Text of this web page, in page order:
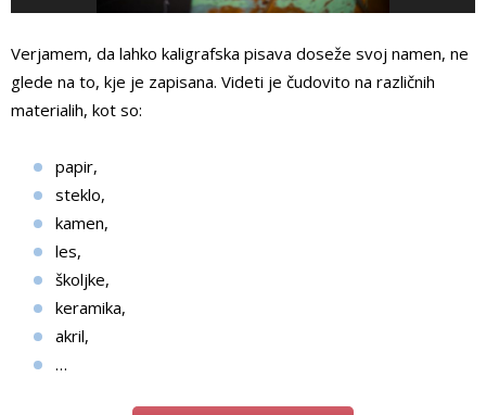
Verjamem, da lahko kaligrafska pisava doseže svoj namen, ne
glede na to, kje je zapisana. Videti je čudovito na različnih
materialih, kot so:
papir,
steklo,
kamen,
les,
školjke,
keramika,
akril,
…